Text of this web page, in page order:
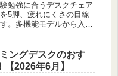
勉強に合うデスクチェア
5脚、疲れにくさの目線
。多機能モデルから入門
ングデスクのおす
【2026年6月】